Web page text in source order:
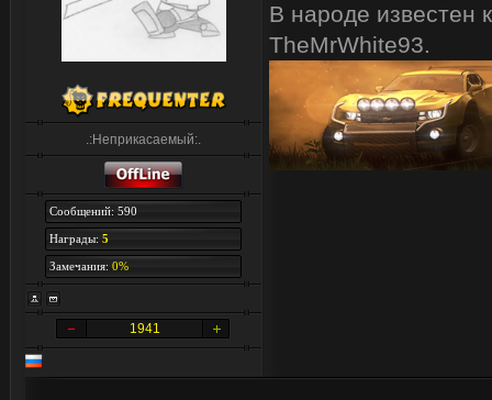
.:Неприкасаемый:.
Сообщений: 590
Награды: 5
Замечания: 0%
1941
В народе известен
TheMrWhite93.